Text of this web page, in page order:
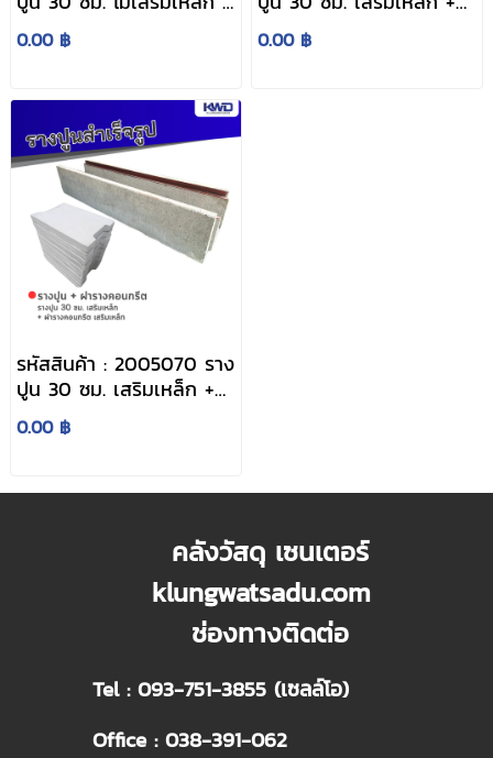
ฝารางคอนกรีต เสริมเหล็ก
0.00 ฿
ฝารางคอนกรีต ไม่เสริม
เหล็ก
0.00 ฿
รหัสสินค้า : 2005070 ราง
ปูน 30 ซม. เสริมเหล็ก +
ฝารางคอนกรีต เสริมเหล็ก
0.00 ฿
คลังวัสดุ เซนเตอร์
klungwatsadu.com
ช่องทางติดต่อ
Tel : 093-751-3855 (เซลล์โอ)
Office : 038-391-062